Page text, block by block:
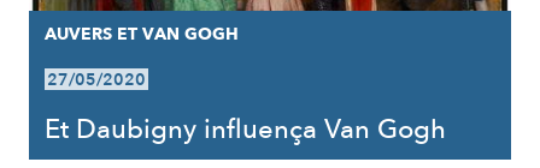
AUVERS ET VAN GOGH
27/05/2020
Et Daubigny influença Van Gogh